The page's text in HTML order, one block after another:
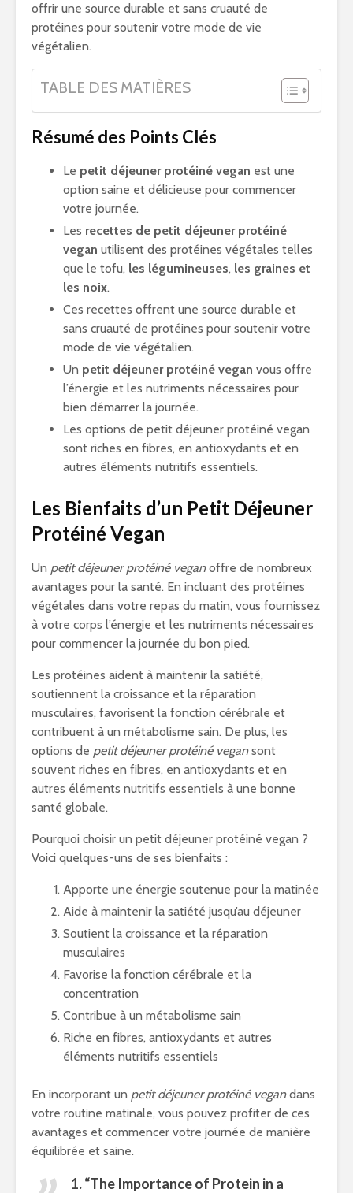
offrir une source durable et sans cruauté de
protéines pour soutenir votre mode de vie
végétalien.
TABLE DES MATIÈRES
Résumé des Points Clés
Le petit déjeuner protéiné vegan est une
option saine et délicieuse pour commencer
votre journée.
Les recettes de petit déjeuner protéiné
vegan utilisent des protéines végétales telles
que le tofu, les légumineuses, les graines et
les noix.
Ces recettes offrent une source durable et
sans cruauté de protéines pour soutenir votre
mode de vie végétalien.
Un petit déjeuner protéiné vegan vous offre
l’énergie et les nutriments nécessaires pour
bien démarrer la journée.
Les options de petit déjeuner protéiné vegan
sont riches en fibres, en antioxydants et en
autres éléments nutritifs essentiels.
Les Bienfaits d’un Petit Déjeuner
Protéiné Vegan
Un petit déjeuner protéiné veganoffre de nombreux
avantages pour la santé. En incluant des protéines
végétales dans votre repas du matin, vous fournissez
à votre corps l’énergie et les nutriments nécessaires
pour commencer la journée du bon pied.
Les protéines aident à maintenir la satiété,
soutiennent la croissance et la réparation
musculaires, favorisent la fonction cérébrale et
contribuent à un métabolisme sain. De plus, les
options de petit déjeuner protéiné vegansont
souvent riches en fibres, en antioxydants et en
autres éléments nutritifs essentiels à une bonne
santé globale.
Pourquoi choisir un petit déjeuner protéiné vegan ?
Voici quelques-uns de ses bienfaits :
Apporte une énergie soutenue pour la matinée
Aide à maintenir la satiété jusqu’au déjeuner
Soutient la croissance et la réparation
musculaires
Favorise la fonction cérébrale et la
concentration
Contribue à un métabolisme sain
Riche en fibres, antioxydants et autres
éléments nutritifs essentiels
En incorporant un petit déjeuner protéiné vegandans
votre routine matinale, vous pouvez profiter de ces
avantages et commencer votre journée de manière
équilibrée et saine.
1. “The Importance of Protein in a